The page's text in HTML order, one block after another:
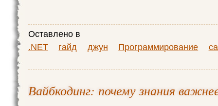
Оставлено в
.NET
гайд джун Программирование
Вайбкодинг: почему знания